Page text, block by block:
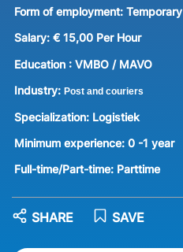
Form of employment: Temporary
Salary: € 15,00 Per Hour
Education : VMBO / MAVO
Industry: Post and couriers
Specialization: Logistiek
Minimum experience: 0 -1 year
Full-time/Part-time: Parttime
SAVE
SHARE